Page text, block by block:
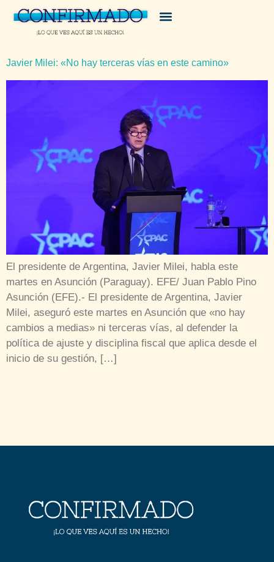
Javier Milei: «No hay terceras vías en este camino»
El presidente de Argentina, Javier Milei, habla este
martes en Asunción (Paraguay). EFE/ Juan Pablo Pino
Asunción (EFE).- El presidente de Argentina, Javier
Milei, aseguró este martes en Asunción que «no hay
cambios a medias» ni terceras vías, al defender la
política de ajuste y disciplina fiscal que aplica desde el
inicio de su gestión, […]